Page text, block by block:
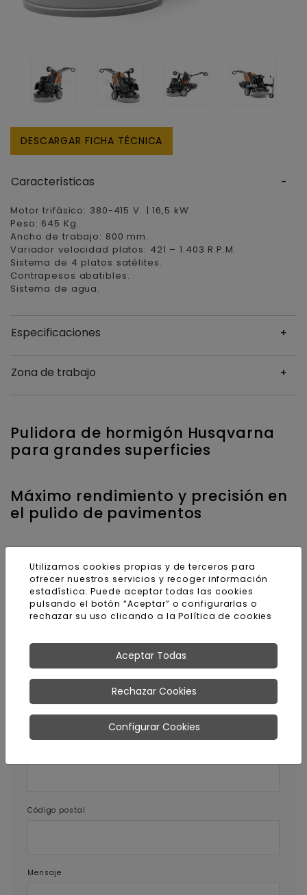
DESCARGAR FICHA TÉCNICA
Características
Motor trifásico: 380-415 V. | 16,5 kW.
Peso: 645 Kg.
Ancho de trabajo: 800 mm.
Variador velocidad platos: 421 – 1.403 R.P.M.
Sistema de 4 platos satélites.
Contrapesos abatibles.
Sistema de agua.
Especificaciones
Zona de trabajo
Pulidora de hormigón Husqvarna
para grandes superficies
Máximo rendimiento y precisión en
el pulido de pavimentos
Pedir más información sobre
este producto
Nombre y apellidos
E-mail
Código postal
Mensaje
Utilizamos cookies propias y de terceros para
ofrecer nuestros servicios y recoger información
estadística. Puede aceptar todas las cookies
pulsando el botón “Aceptar” o configurarlas o
rechazar su uso clicando a laPolítica de cookies
Aceptar Todas
Rechazar Cookies
Configurar Cookies